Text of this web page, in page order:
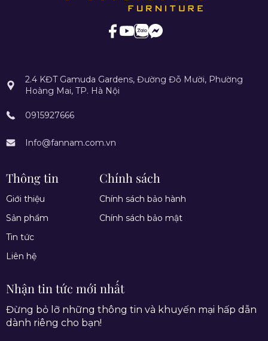
2.4 KĐT Gamuda Gardens, Đường Đỗ Mười, Phường
Hoàng Mai, TP. Hà Nội
0915927666
Info@fannam.com.vn
Thông tin
Giới thiệu
Sản phẩm
Tin tức
Liên hệ
Chính sách
Chính sách bảo hành
Chính sách bảo mật
Nhận tin tức mới nhất
Đừng bỏ lỡ những thông tin và khuyến mại hấp dẫn
dành riêng cho bạn!